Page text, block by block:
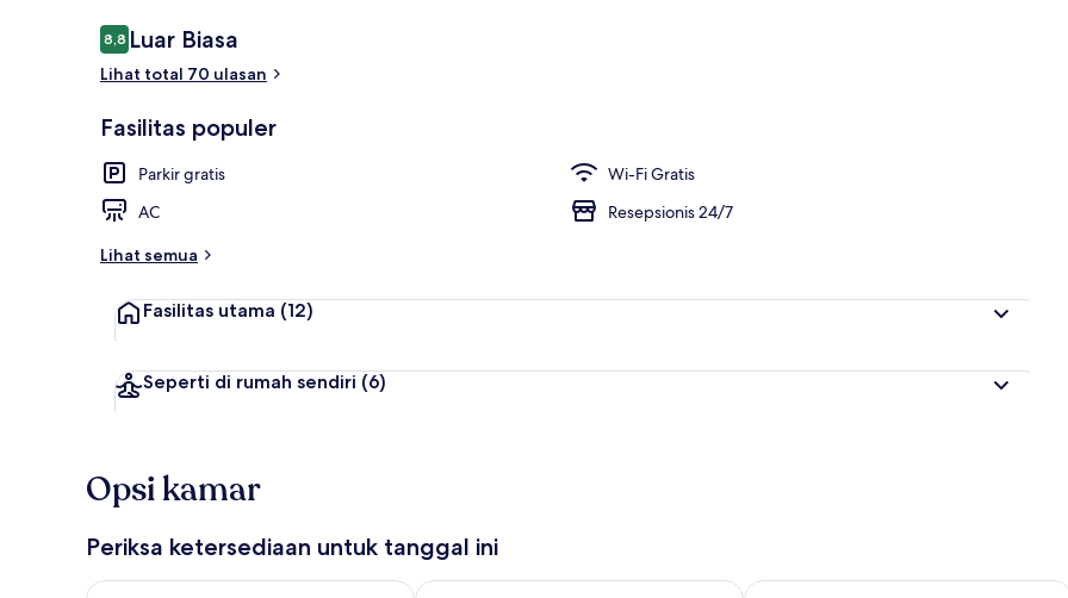
Ulasan
8,88,8 dari 10
Luar Biasa
Lihat total 70 ulasan
Fasilitas populer
Parkir gratis
Wi-Fi Gratis
AC
Resepsionis 24/7
Lihat semua
Fasilitas utama (12)
Seperti di rumah sendiri (6)
Opsi kamar
Periksa ketersediaan untuk tanggal ini
Periksa ketersediaan untuk malam ini Agu 8 - Agu 9Periksa ketersediaan untuk besok Agu 9 - Agu 10Periksa ketersediaan untuk akhir